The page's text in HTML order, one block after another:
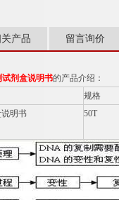
产品 留言询价
试剂盒说明书的产品介绍：
规格
明书 50T